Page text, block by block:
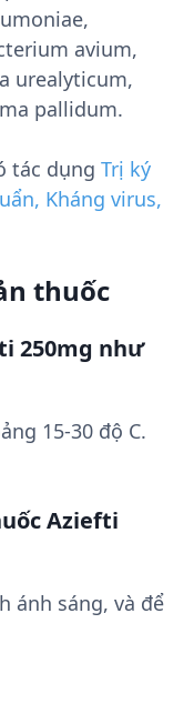
avium,
urealyticum,
pallidum.
tác dụng Trị ký
Kháng virus,
thuốc
250mg như
15-30 độ C.
Aziefti
ánh sáng, và để